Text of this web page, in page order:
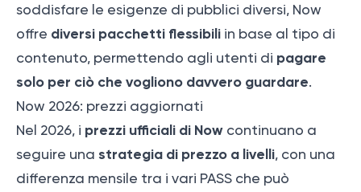
soddisfare le esigenze di pubblici diversi, Now
offre diversi pacchetti flessibili in base al tipo di
contenuto, permettendo agli utenti di pagare
solo per ciò che vogliono davvero guardare.
Now 2026: prezzi aggiornati
Nel 2026, i prezzi ufficiali di Now continuano a
seguire una strategia di prezzo a livelli, con una
differenza mensile tra i vari PASS che può